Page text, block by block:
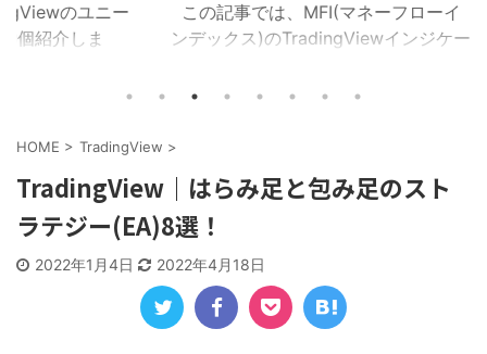
ニー
ま
ン サ
ケー
を表
ど
この記事では、MFI(マネーフローイ
ンデックス)のTradingViewインジケー
フローインデックス MFIカラー マネー
ス MFIヒストグラム MFIトレンドライ
ックス MFIダイバージェンス MA＆MFI
シグナル 上位足MFI MFIボリンジャー
2本のMFI 建玉MFI ストキャスティック
MFI 平滑化MFI １．マネーフローイン
デックス このインジケーターは、MFI
が買 ...
この
トレ
HOME > TradingView >
TradingView｜はらみ足と包み足のスト
ラテジー(EA)8選！
2022年1月4日 2022年4月18日